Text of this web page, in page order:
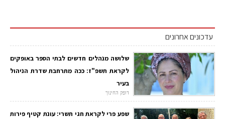
עדכונים אחרונים
שלושה מנהלים חדשים לבתי הספר באופקים
לקראת תשפ"ז: ככה מתרחבת שדרת הניהול
בעיר
דופק החינוך
שפע פרי לקראת חגי תשרי: עונת קטיף פירות